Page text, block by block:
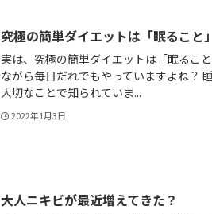
究極の簡単ダイエットは「眠ること
実は、究極の簡単ダイエットは「眠るこ
ながら毎日だれでもやっていますよね？
大切なことで知られていま...
2022年1月3日
大人ニキビが最近増えてきた？